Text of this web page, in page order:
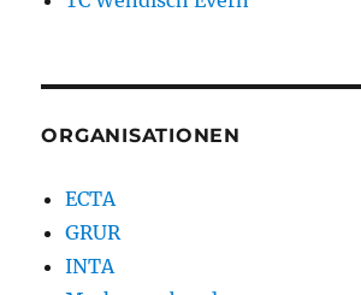
ORGANISATIONEN
ECTA
GRUR
INTA